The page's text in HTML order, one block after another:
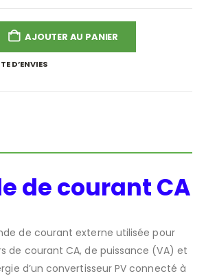
AJOUTER AU PANIER
D’ENVIES
de courant CA
de courant externe utilisée pour
de courant CA, de puissance (VA) et
d’un convertisseur PV connecté à